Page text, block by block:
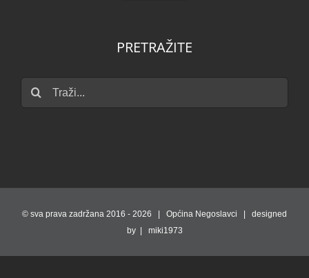
PRETRAŽITE
Traži...
© sva prava zadržana 2016 - 2026 | Općina Negoslavci | designed
by | miki1973